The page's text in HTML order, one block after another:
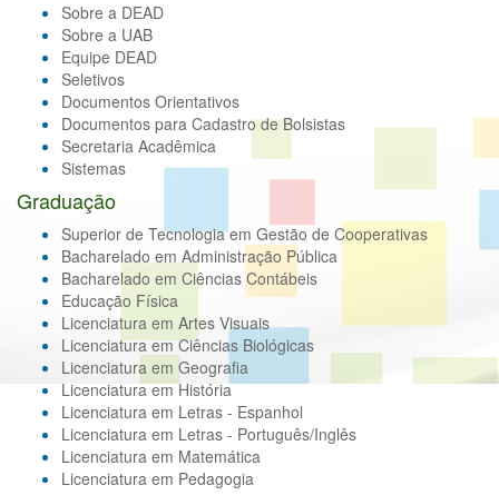
Sobre a DEAD
Sobre a UAB
Equipe DEAD
Seletivos
Documentos Orientativos
Documentos para Cadastro de Bolsistas
Secretaria Acadêmica
Sistemas
Graduação
Superior de Tecnologia em Gestão de Cooperativas
Bacharelado em Administração Pública
Bacharelado em Ciências Contábeis
Educação Física
Licenciatura em Artes Visuais
Licenciatura em Ciências Biológicas
Licenciatura em Geografia
Licenciatura em História
Licenciatura em Letras - Espanhol
Licenciatura em Letras - Português/Inglês
Licenciatura em Matemática
Licenciatura em Pedagogia